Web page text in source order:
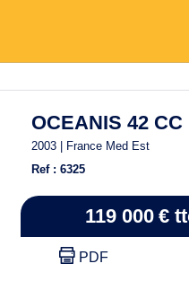
OCEANIS 42 CC
2003 | France Med Est
Ref : 6325
119 000 €
PDF